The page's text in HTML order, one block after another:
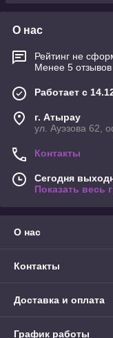
О нас
Рейтинг не
Менее 5
Работает с
г. Атырау
ул. Ауэзова 62,
Контакты
Сегодня
Показать весь
О нас
Контакты
Доставка и оплата
График работы